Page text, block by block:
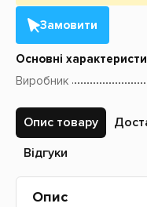
Замовити
Основні
Виробник
Опис товару
Відгуки
Опис